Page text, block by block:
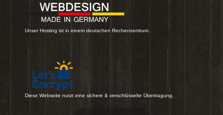
Unser Hosting ist in einem deutschen Rechenzentrum.
Diese Webseite nutzt eine sichere & verschlüsselte Übertragung.